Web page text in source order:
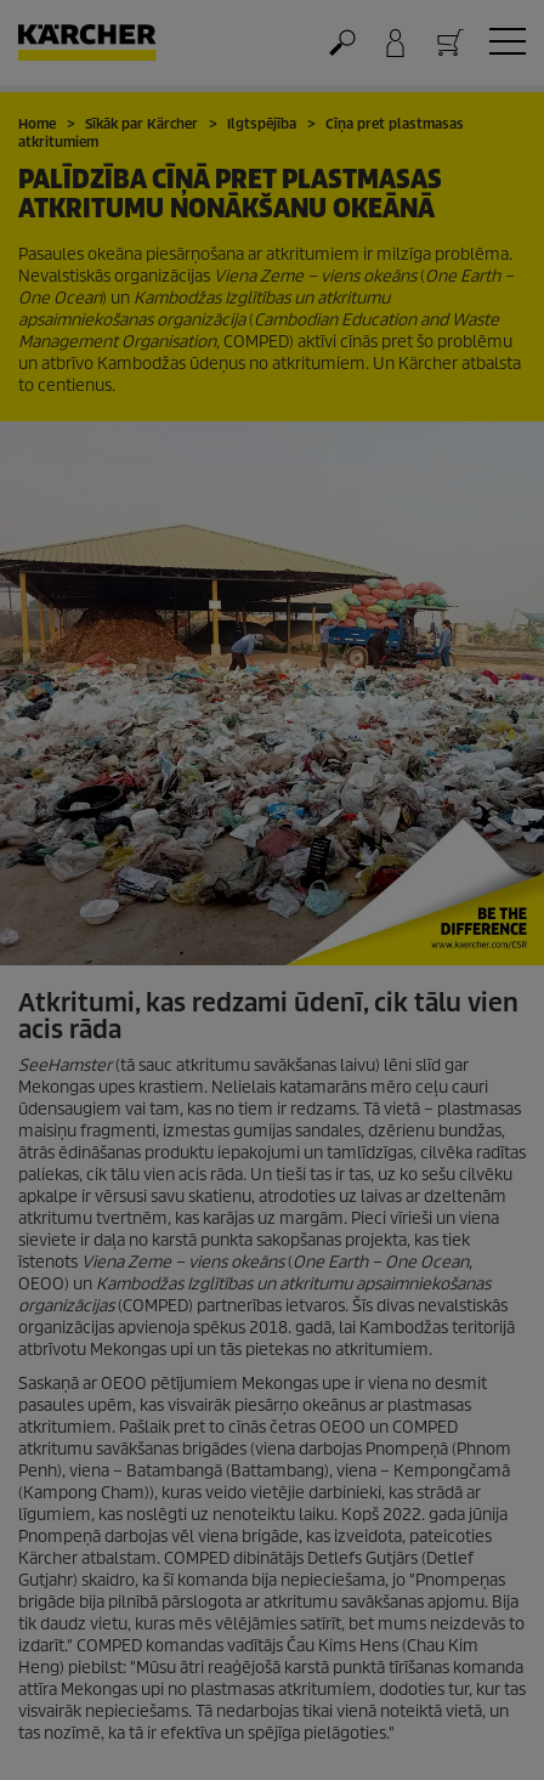
Grozs
Home Sīkāk par Kärcher Ilgtspējība
Cīņa pret plastmasas
atkritumiem
PALĪDZĪBA CĪŅĀ PRET PLASTMASAS
ATKRITUMU NONĀKŠANU OKEĀNĀ
Pasaules okeāna piesārņošana ar atkritumiem ir milzīga problēma.
Nevalstiskās organizācijas Viena Zeme – viens okeāns(One Earth –
One Ocean) un Kambodžas Izglītības un atkritumu
apsaimniekošanas organizācija(Cambodian Education and Waste
Management Organisation, COMPED) aktīvi cīnās pret šo problēmu
un atbrīvo Kambodžas ūdeņus no atkritumiem. Un Kärcher atbalsta
to centienus.
Atkritumi, kas redzami ūdenī, cik tālu vien
acis rāda
SeeHamster(tā sauc atkritumu savākšanas laivu) lēni slīd gar
Mekongas upes krastiem. Nelielais katamarāns mēro ceļu cauri
ūdensaugiem vai tam, kas no tiem ir redzams. Tā vietā – plastmasas
maisiņu fragmenti, izmestas gumijas sandales, dzērienu bundžas,
ātrās ēdināšanas produktu iepakojumi un tamlīdzīgas, cilvēka radītas
paliekas, cik tālu vien acis rāda. Un tieši tas ir tas, uz ko sešu cilvēku
apkalpe ir vērsusi savu skatienu, atrodoties uz laivas ar dzeltenām
atkritumu tvertnēm, kas karājas uz margām. Pieci vīrieši un viena
sieviete ir daļa no karstā punkta sakopšanas projekta, kas tiek
īstenots Viena Zeme – viens okeāns(One Earth – One Ocean,
OEOO) un Kambodžas Izglītības un atkritumu apsaimniekošanas
organizācijas(COMPED) partnerības ietvaros. Šīs divas nevalstiskās
organizācijas apvienoja spēkus 2018. gadā, lai Kambodžas teritorijā
atbrīvotu Mekongas upi un tās pietekas no atkritumiem.
Saskaņā ar OEOO pētījumiem Mekongas upe ir viena no desmit
pasaules upēm, kas visvairāk piesārņo okeānus ar plastmasas
atkritumiem. Pašlaik pret to cīnās četras OEOO un COMPED
atkritumu savākšanas brigādes (viena darbojas Pnompeņā (Phnom
Penh), viena – Batambangā (Battambang), viena – Kempongčamā
(Kampong Cham)), kuras veido vietējie darbinieki, kas strādā ar
līgumiem, kas noslēgti uz nenoteiktu laiku. Kopš 2022. gada jūnija
Pnompeņā darbojas vēl viena brigāde, kas izveidota, pateicoties
Kärcher atbalstam. COMPED dibinātājs Detlefs Gutjārs (Detlef
Gutjahr) skaidro, ka šī komanda bija nepieciešama, jo "Pnompeņas
brigāde bija pilnībā pārslogota ar atkritumu savākšanas apjomu. Bija
tik daudz vietu, kuras mēs vēlējāmies satīrīt, bet mums neizdevās to
izdarīt." COMPED komandas vadītājs Čau Kims Hens (Chau Kim
Heng) piebilst: "Mūsu ātri reaģējošā karstā punktā tīrīšanas komanda
attīra Mekongas upi no plastmasas atkritumiem, dodoties tur, kur tas
visvairāk nepieciešams. Tā nedarbojas tikai vienā noteiktā vietā, un
tas nozīmē, ka tā ir efektīva un spējīga pielāgoties."